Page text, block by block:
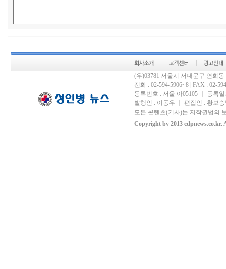
(우)03781 서울시 서대문구 연희
전화 : 02-594-5906~8 | FAX : 02-
등록번호 : 서울 아05105 ｜ 등록
발행인 : 이동우 ｜ 편집인 : 황보
모든 콘텐츠(기사)는 저작권법의
Copyright by 2013 cdpnews.co.kr.